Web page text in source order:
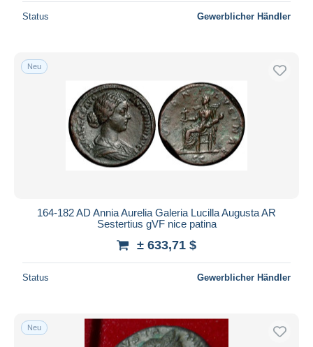
Wohnsitz des Verkäufers
Übernehmen
Status Gewerblicher Händler
Neu
164-182 AD Annia Aurelia Galeria Lucilla Augusta AR
Sestertius gVF nice patina
± 633,71 $
Status Gewerblicher Händler
Neu